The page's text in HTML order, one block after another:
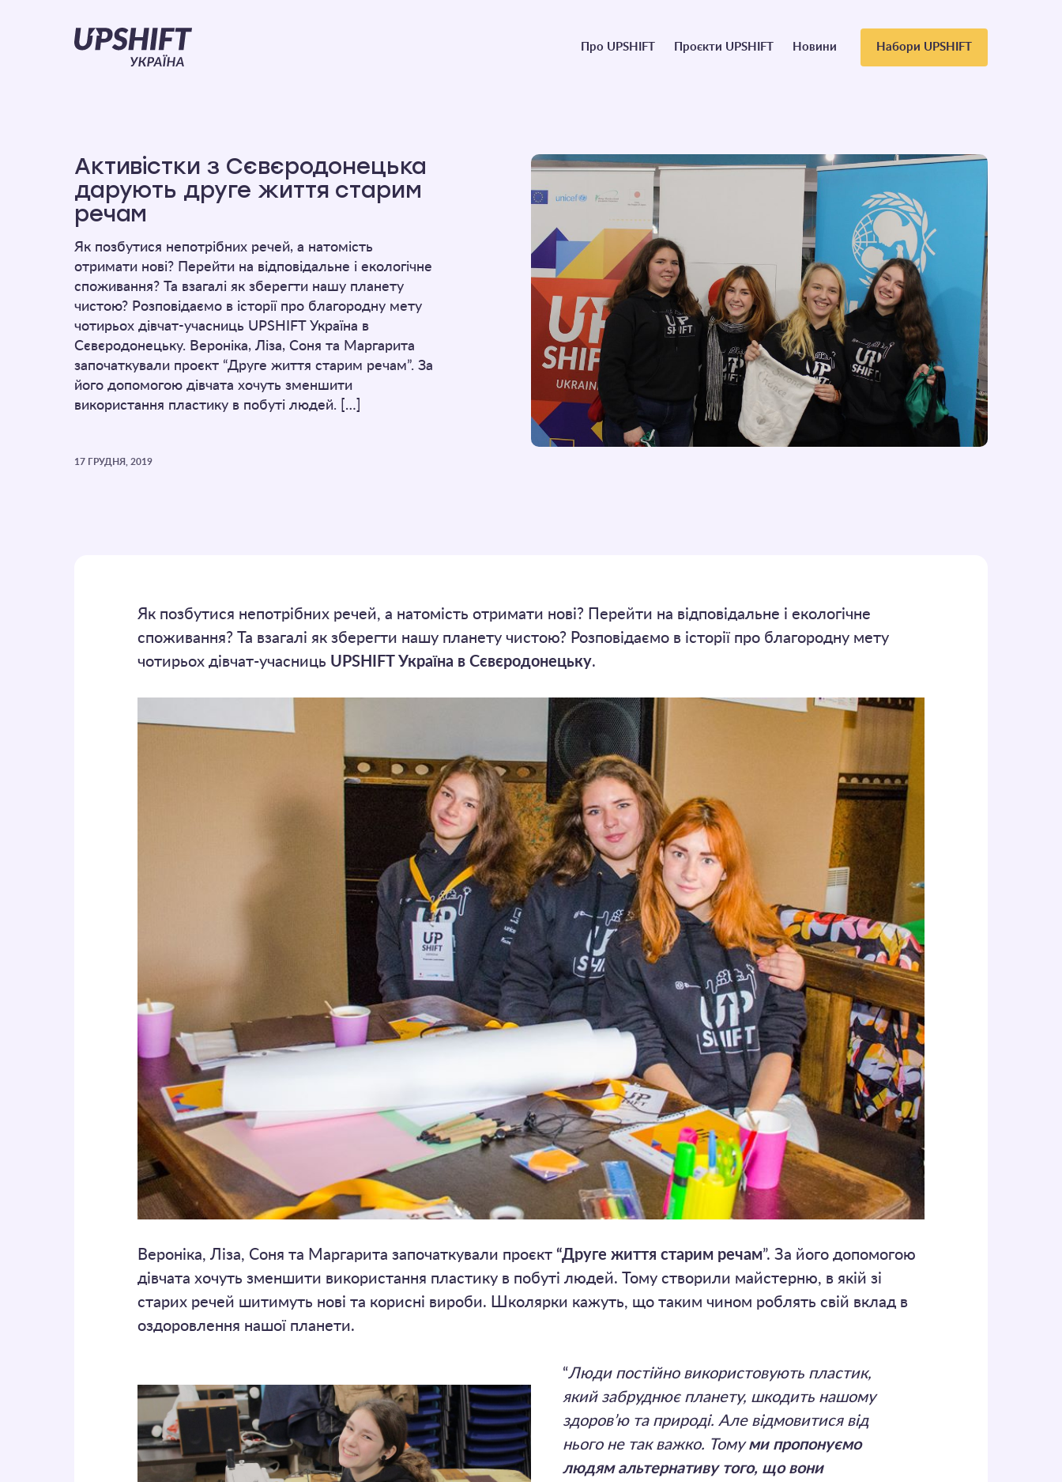
Upshift
Головне
Про UPSHIFT Проєкти UPSHIFT Новини Набори UPSHIFT
Активістки з Сєвєродонецька
дарують друге життя старим
речам
Як позбутися непотрібних речей, а натомість
отримати нові? Перейти на відповідальне і екологічне
споживання? Та взагалі як зберегти нашу планету
чистою? Розповідаємо в історії про благородну мету
чотирьох дівчат-учасниць UPSHIFT Україна в
Сєвєродонецьку. Вероніка, Ліза, Соня та Маргарита
започаткували проєкт “Друге життя старим речам”. За
його допомогою дівчата хочуть зменшити
використання пластику в побуті людей. […]
17 ГРУДНЯ, 2019
Як позбутися непотрібних речей, а натомість отримати нові? Перейти на відповідальне і екологічне
споживання? Та взагалі як зберегти нашу планету чистою? Розповідаємо в історії про благородну мету
чотирьох дівчат-учасниць UPSHIFT Україна в Сєвєродонецьку.
Вероніка, Ліза, Соня та Маргарита започаткували проєкт “Друге життя старим речам”. За його допомогою
дівчата хочуть зменшити використання пластику в побуті людей. Тому створили майстерню, в якій зі
старих речей шитимуть нові та корисні вироби. Школярки кажуть, що таким чином роблять свій вклад в
оздоровлення нашої планети.
“Люди постійно використовують пластик,
який забруднює планету, шкодить нашому
здоров’ю та природі. Але відмовитися від
нього не так важко. Томуми пропонуємо
людям альтернативу того, що вони